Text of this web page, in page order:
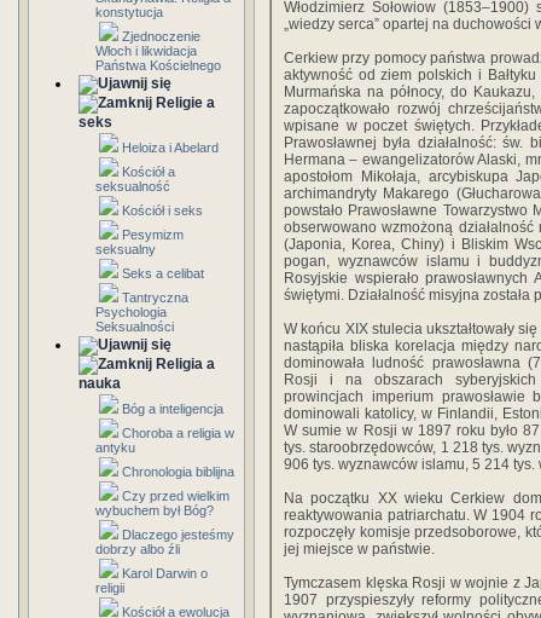
konstytucja
Zjednoczenie
Włoch i likwidacja
Państwa Kościelnego
Religie a
seks
Heloiza i Abelard
Kościół a
seksualność
Kościół i seks
Pesymizm
seksualny
Seks a celibat
Tantryczna
Psychologia
Seksualności
Religia a
nauka
Bóg a inteligencja
Choroba a religia w
antyku
Chronologia biblijna
Czy przed wielkim
wybuchem był Bóg?
Dlaczego jesteśmy
dobrzy albo źli
Karol Darwin o
religii
Kościół a ewolucja
Włodzimierz Sołowiow
„wiedzy serca” opartej na duchowości
Cerkiew przy pomocy państwa
aktywność od ziem polskich i
Murmańska na północy, do
zapoczątkowało rozwój
wpisane w poczet świętych.
Prawosławnej była działalność:
Hermana – ewangelizatorów Alaski,
apostołom Mikołaja, arcybiskupa
archimandryty Makarego
powstało Prawosławne
obserwowano wzmożoną
(Japonia, Korea, Chiny) i Bliskim
pogan, wyznawców islamu i
Rosyjskie wspierało
świętymi. Działalność misyjna
W końcu XIX stulecia ukształtowały
nastąpiła bliska korelacja między
dominowała ludność prawosławna
Rosji i na obszarach
prowincjach imperium prawosławie
dominowali katolicy, w Finlandii,
W sumie w Rosji w 1897 roku było
tys. staroobrzędowców, 1 218 tys.
906 tys. wyznawców islamu, 5 214
Na początku XX wieku Cerkiew
reaktywowania patriarchatu. W 1904
rozpoczęły komisje przedsoborowe,
jej miejsce w państwie.
Tymczasem klęska Rosji w wojnie z
1907 przyspieszyły reformy